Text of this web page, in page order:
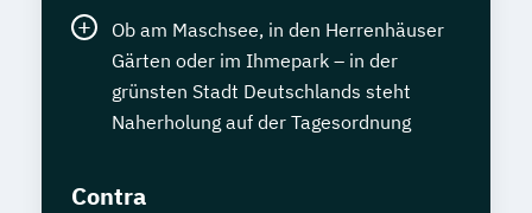
Ob am Maschsee, in den Herrenhäuser
Gärten oder im Ihmepark – in der
grünsten Stadt Deutschlands steht
Naherholung auf der Tagesordnung
Contra